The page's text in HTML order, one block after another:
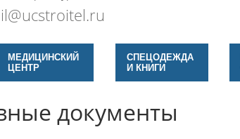
МЕДИЦИНСКИЙ
ЦЕНТР
СПЕЦОДЕЖДА
И КНИГИ
документы